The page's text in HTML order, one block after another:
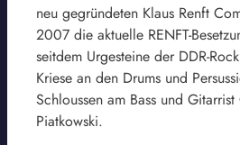
neu gegründeten Klaus Renft
2007 die aktuelle RENFT-
seitdem Urgesteine der DDR-
Kriese an den Drums und
Schloussen am Bass und
Piatkowski.